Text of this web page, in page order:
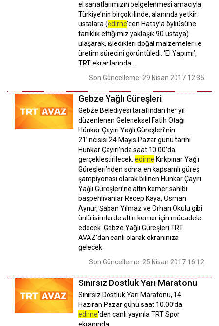
el sanatlarımızın belgelenmesi amacıyla
Türkiye’nin birçok ilinde, alanında yetkin
ustalara (edirne’den Hatay’a öyküsüne
tanıklık ettiğimiz yaklaşık 90 ustaya)
ulaşarak, işledikleri doğal malzemeler ile
üretim sürecini görüntüledi. ‘El Yapımı’,
TRT ekranlarında…
Son Güncelleme: 29 Nisan 2017 12:35
Gebze Yağlı Güreşleri
Gebze Belediyesi tarafından her yıl
düzenlenen Geleneksel Fatih Otağı
Hünkar Çayırı Yağlı Güreşleri’nin
21’incisisi 24 Mayıs Pazar günü tarihi
Hünkar Çayırı’nda saat 10.00’da
gerçekleştirilecek. edirne Kırkpınar Yağlı
Güreşleri’nden sonra en kapsamlı güreş
şampiyonası olarak bilinen Hünkar Çayırı
Yağlı Güreşleri’ne altın kemer sahibi
başpehlivanlar Recep Kaya, Osman
Aynur, Şaban Yılmaz ve Orhan Okulu gibi
ünlü isimlerde altın kemer için mücadele
edecek. Gebze Yağlı Güreşleri TRT
AVAZ'dan canlı olarak ekranınıza
gelecek.
Son Güncelleme: 25 Nisan 2017 16:12
Sınırsız Dostluk Yarı Maratonu
Sınırsız Dostluk Yarı Maratonu, 14
Haziran Pazar günü saat 10.00’da
edirne'den canlı yayınla TRT Spor
ekranında.